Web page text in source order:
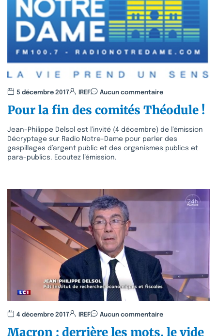
5 décembre 2017 IREF Aucun commentaire
Pour la fin des comités Théodule !
Jean-Philippe Delsol est l’invité (4 décembre) de l’émission
Décryptage sur Radio Notre-Dame pour parler des
gaspillages d’argent public et des organismes publics et
para-publics. Ecoutez l’émission.
4 décembre 2017 IREF Aucun commentaire
Macron : derrière les mots, le vide